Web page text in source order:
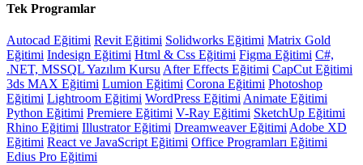
Tek Programlar
Autocad Eğitimi Revit Eğitimi Solidworks Eğitimi Matrix Gold
Eğitimi Indesign Eğitimi Html & Css Eğitimi Figma Eğitimi C#,
.NET, MSSQL Yazılım Kursu After Effects Eğitimi CapCut Eğitimi
3ds MAX Eğitimi Lumion Eğitimi Corona Eğitimi Photoshop
Eğitimi Lightroom Eğitimi WordPress Eğitimi Animate Eğitimi
Python Eğitimi Premiere Eğitimi V-Ray Eğitimi SketchUp Eğitimi
Rhino Eğitimi Illustrator Eğitimi Dreamweaver Eğitimi Adobe XD
Eğitimi React ve JavaScript Eğitimi Office Programları Eğitimi
Edius Pro Eğitimi